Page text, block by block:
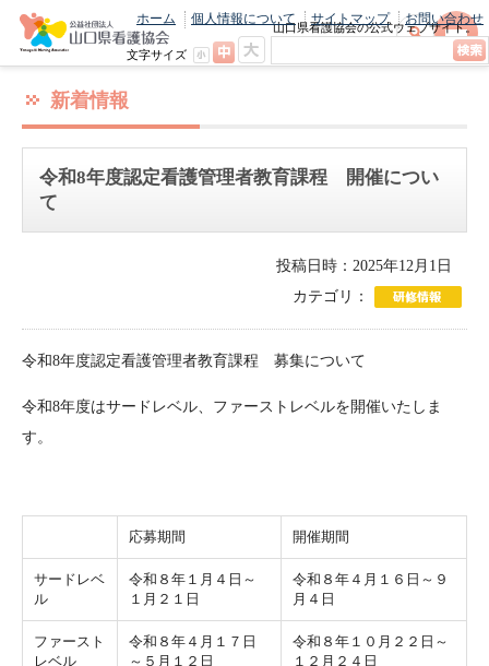
山口県看護協会の公式ウェブサイト。
最新のニュースやお知らせをいち早くお
ホーム 個人情報について サイトマップ お問い合わせ
文字サイズ
新着情報
令和8年度認定看護管理者教育課程 開催につい
て
投稿日時：2025年12月1日
カテゴリ：
令和8年度認定看護管理者教育課程 募集について
令和8年度はサードレベル、ファーストレベルを開催いたしま
す。
応募期間 開催期間
サードレベ
ル
令和８年１月４日～
１月２１日
令和８年４月１６日～９
月４日
ファースト
レベル
令和８年４月１７日
～５月１２日
令和８年１０月２２日～
１２月２４日